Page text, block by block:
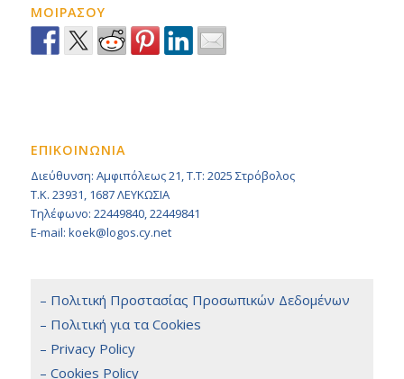
ΜΟΙΡΑΣΟΥ
ΕΠΙΚΟΙΝΩΝΙΑ
Διεύθυνση: Αμφιπόλεως 21, Τ.Τ: 2025 Στρόβολος
Τ.Κ. 23931, 1687 ΛΕΥΚΩΣΙΑ
Τηλέφωνο: 22449840, 22449841
E-mail: koek@logos.cy.net
– Πολιτική Προστασίας Προσωπικών Δεδομένων
– Πολιτική για τα Cookies
– Privacy Policy
– Cookies Policy